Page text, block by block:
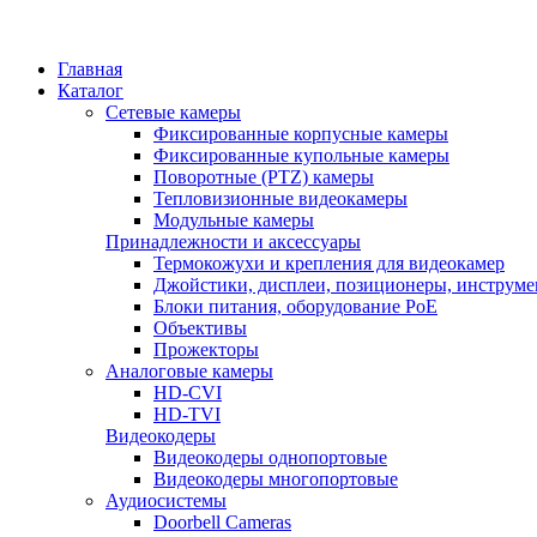
Главная
Каталог
Сетевые камеры
Фиксированные корпусные камеры
Фиксированные купольные камеры
Поворотные (PTZ) камеры
Тепловизионные видеокамеры
Модульные камеры
Принадлежности и аксессуары
Термокожухи и крепления для видеокамер
Джойстики, дисплеи, позиционеры,
Блоки питания, оборудование PoE
Объективы
Прожекторы
Аналоговые камеры
HD-CVI
HD-TVI
Видеокодеры
Видеокодеры однопортовые
Видеокодеры многопортовые
Аудиосистемы
Doorbell Cameras